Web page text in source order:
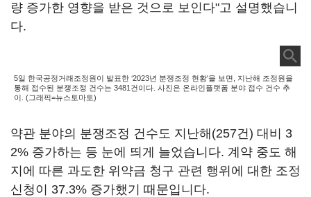
량 증가한 영향을 받은 것으로 보인다"고 설명했습니
다.
5일 한국공정거래조정원이 발표한 ‘2023년 분쟁조정 현황'을 보면, 지난해 조정원을
통해 접수된 분쟁조정 건수는 3481건이다. 사진은 온라인플랫폼 분야 접수 건수 추
이. (그래픽=뉴스토마토)
약관 분야의 분쟁조정 건수도 지난해(257건) 대비 3
2% 증가하는 등 눈에 띄게 늘었습니다. 계약 중도 해
지에 따른 과도한 위약금 청구 관련 행위에 대한 조정
신청이 37.3% 증가했기 때문입니다.